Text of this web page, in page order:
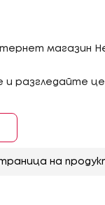
магазин
и разгледайте
на